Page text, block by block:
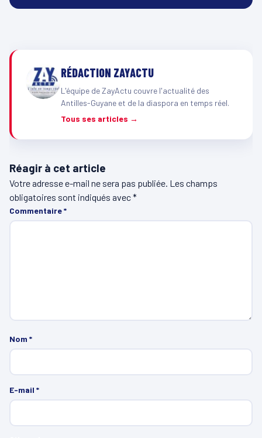
RÉDACTION ZAYACTU
L'équipe de ZayActu couvre l'actualité des
Antilles-Guyane et de la diaspora en temps réel.
Tous ses articles →
Réagir à cet article
Votre adresse e-mail ne sera pas publiée. Les champs
obligatoires sont indiqués avec*
Commentaire*
Nom *
E-mail *